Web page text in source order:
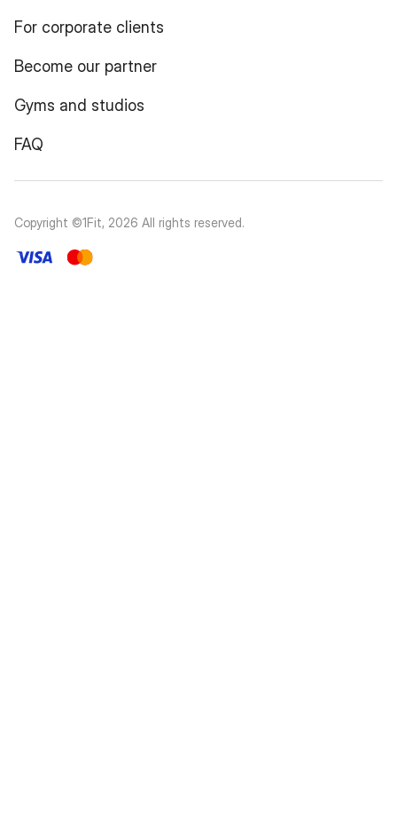
For corporate clients
Become our partner
Gyms and studios
FAQ
Copyright ©1Fit, 2026 All rights reserved.